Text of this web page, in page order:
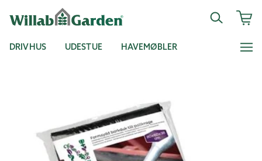
DRIVHUS UDESTUE HAVEMØBLER